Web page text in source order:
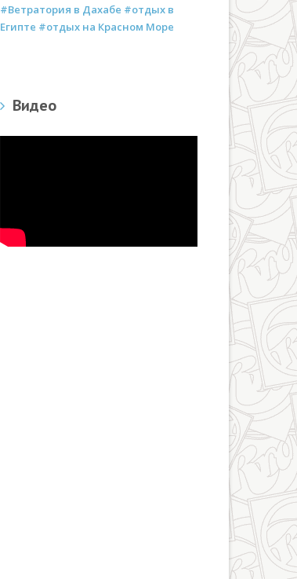
#Ветратория в Дахабе #отдых в
Египте #отдых на Красном Море
Видео